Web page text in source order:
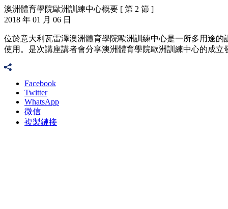
澳洲體育學院歐洲訓練中心概要 [ 第 2 節 ]
2018 年 01 月 06 日
位於意大利瓦雷澤澳洲體育學院歐洲訓練中心是一所多用途
使用。是次講座講者會分享澳洲體育學院歐洲訓練中心的成
Facebook
Twitter
WhatsApp
微信
複製鏈接